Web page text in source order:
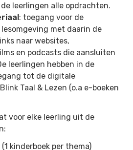
leerlingen alle opdrachten.
: toegang voor de
met daarin de
naar websites,
en podcasts die aansluiten
leerlingen hebben in de
tot de digitale
Taal & Lezen (o.a e-boeken
voor elke leerling uit de
kinderboek per thema)